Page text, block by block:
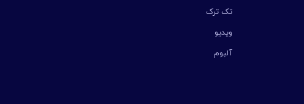
تک ترک
ویدیو
آلبوم